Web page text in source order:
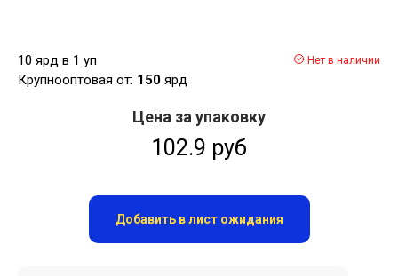
10 ярд в 1 уп
Крупнооптовая от: 150 ярд
Нет в наличии
Цена за упаковку
102.9 руб
Добавить в лист ожидания